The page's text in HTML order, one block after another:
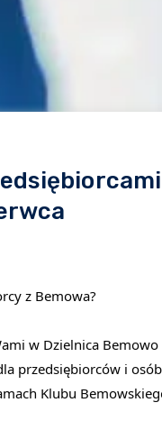
z Bemowa?
w Dzielnica Bemowo
przedsiębiorców i
Klubu